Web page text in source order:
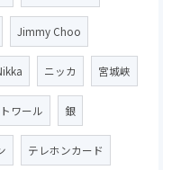
Jimmy Choo
ニッカ 宮城峡
ワール 銀
テレホンカード